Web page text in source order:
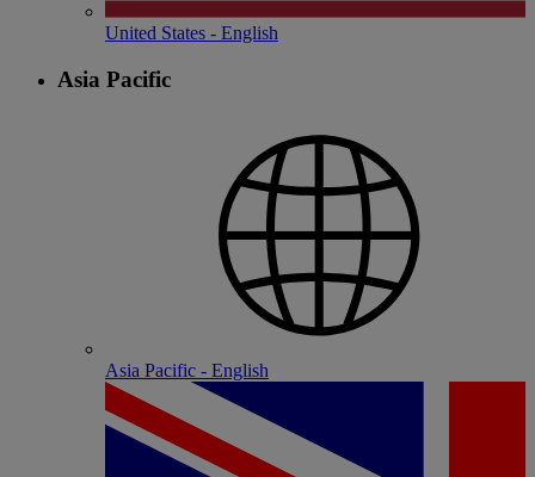
United States - English
Asia Pacific
Asia Pacific - English